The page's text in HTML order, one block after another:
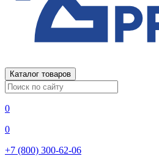
Каталог товаров
0
0
+7 (800) 300-62-06